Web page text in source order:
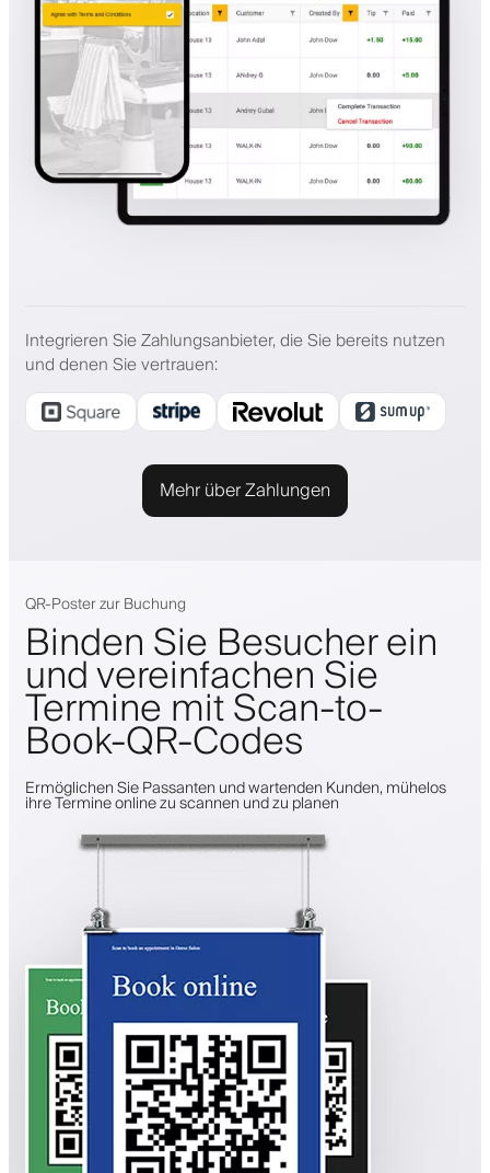
Integrieren Sie Zahlungsanbieter, die Sie bereits nutzen
und denen Sie vertrauen:
Mehr über Zahlungen
QR-Poster zur Buchung
Binden Sie Besucher ein
und vereinfachen Sie
Termine mit Scan-to-
Book-QR-Codes
Ermöglichen Sie Passanten und wartenden Kunden, mühelos
ihre Termine online zu scannen und zu planen